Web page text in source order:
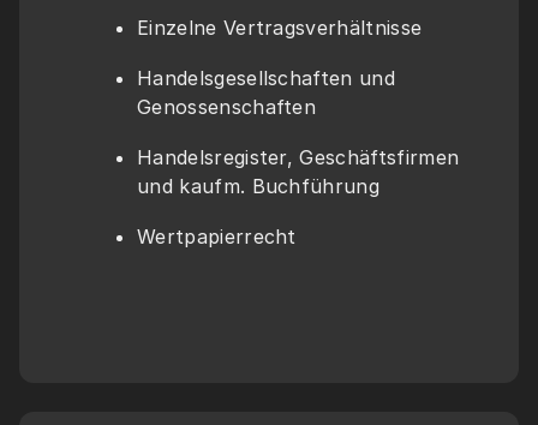
Einzelne Vertragsverhältnisse
Handelsgesellschaften und
Genossenschaften
Handelsregister, Geschäftsfirmen
und kaufm. Buchführung
Wertpapierrecht